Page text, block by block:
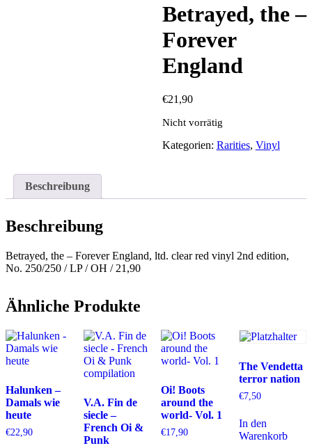
Betrayed, the –
Forever
England
€21,90
Nicht vorrätig
Kategorien: Rarities, Vinyl
Beschreibung
Beschreibung
Betrayed, the – Forever England, ltd. clear red vinyl 2nd edition,
No. 250/250 / LP / OH / 21,90
Ähnliche Produkte
Halunken –
Damals wie
heute
€22,90
V.A. Fin de
siecle –
French Oi &
Punk
Oi! Boots
around the
world- Vol. 1
€17,90
The Vendetta
terror nation
€7,50
In den
Warenkorb